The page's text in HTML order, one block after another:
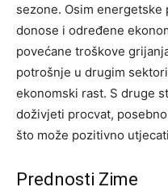
sezone. Osim energetske
donose i određene
povećane troškove
potrošnje u drugim
ekonomski rast. S druge
doživjeti procvat,
što može pozitivno
Prednosti Zime